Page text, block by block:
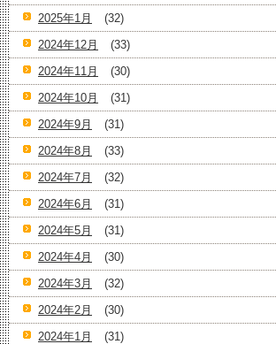
2025年1月
(32)
2024年12月
(33)
2024年11月
(30)
2024年10月
(31)
2024年9月
(31)
2024年8月
(33)
2024年7月
(32)
2024年6月
(31)
2024年5月
(31)
2024年4月
(30)
2024年3月
(32)
2024年2月
(30)
2024年1月
(31)